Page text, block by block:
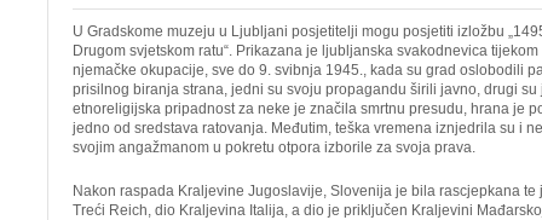
U Gradskome muzeju u Ljubljani posjetitelji mogu posjetiti izložbu
Drugom svjetskom ratu“. Prikazana je ljubljanska svakodnevica
njemačke okupacije, sve do 9. svibnja 1945., kada su grad oslobodili
prisilnog biranja strana, jedni su svoju propagandu širili javno, drugi
etnoreligijska pripadnost za neke je značila smrtnu presudu, hrana je
jedno od sredstava ratovanja. Međutim, teška vremena iznjedrila su i
svojim angažmanom u pokretu otpora izborile za svoja prava.
Nakon raspada Kraljevine Jugoslavije, Slovenija je bila rascjepkana
Treći Reich, dio Kraljevina Italija, a dio je priključen Kraljevini